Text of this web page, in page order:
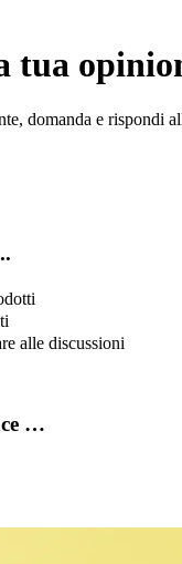
tua
domanda e rispondi
alle discussioni
…